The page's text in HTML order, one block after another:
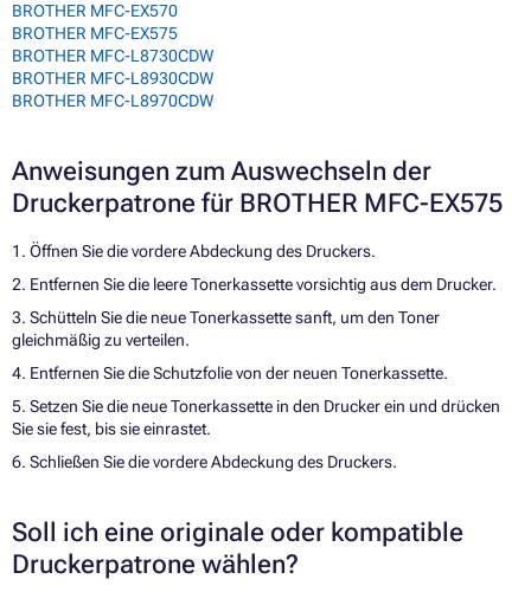
BROTHER MFC-EX570
BROTHER MFC-EX575
BROTHER MFC-L8730CDW
BROTHER MFC-L8930CDW
BROTHER MFC-L8970CDW
Anweisungen zum Auswechseln der
Druckerpatrone für BROTHER MFC-EX575
1. Öffnen Sie die vordere Abdeckung des Druckers.
2. Entfernen Sie die leere Tonerkassette vorsichtig aus dem Drucker.
3. Schütteln Sie die neue Tonerkassette sanft, um den Toner
gleichmäßig zu verteilen.
4. Entfernen Sie die Schutzfolie von der neuen Tonerkassette.
5. Setzen Sie die neue Tonerkassette in den Drucker ein und drücken
Sie sie fest, bis sie einrastet.
6. Schließen Sie die vordere Abdeckung des Druckers.
Soll ich eine originale oder kompatible
Druckerpatrone wählen?